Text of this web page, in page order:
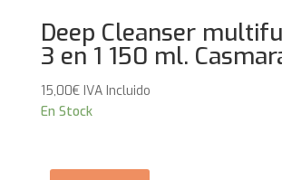
Deep Cleanser
3 en 1 150 ml.
15,00€ IVA Incluido
En Stock